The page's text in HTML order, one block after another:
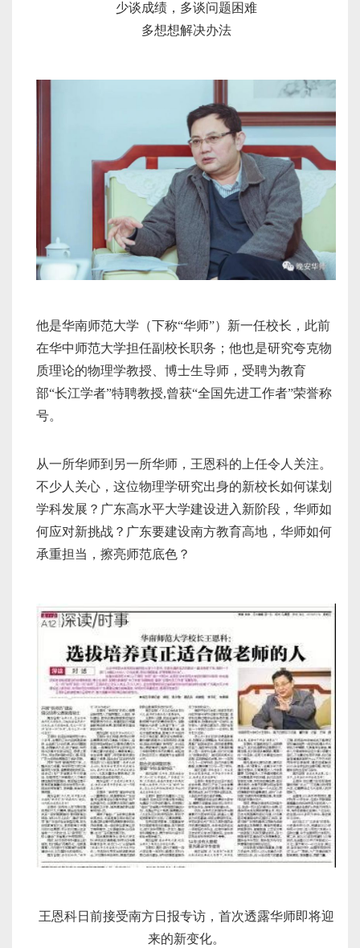
少谈成绩，多谈问题困难
多想想解决办法
他是华南师范大学（下称“华师”）新一任校长，此前
在华中师范大学担任副校长职务；他也是研究夸克物
质理论的物理学教授、博士生导师，受聘为教育
部“长江学者”特聘教授,曾获“全国先进工作者”荣誉称
号。
从一所华师到另一所华师，王恩科的上任令人关注。
不少人关心，这位物理学研究出身的新校长如何谋划
学科发展？广东高水平大学建设进入新阶段，华师如
何应对新挑战？广东要建设南方教育高地，华师如何
承重担当，擦亮师范底色？
王恩科日前接受南方日报专访，首次透露华师即将迎
来的新变化。